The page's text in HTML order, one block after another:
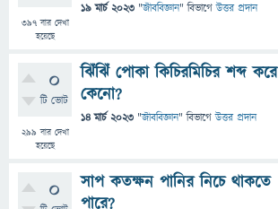
397বার দেখা
হয়েছে
19 মার্চ 2023 "জীববিজ্ঞান" বিভাগে উত্তর প্রদান
0
টি ভোট
299 বার দেখা
হয়েছে
ঝিঁঝিঁ পোকা কিচিরমিচির শব্দ করে
কেনো?
14 মার্চ 2023 "জীববিজ্ঞান" বিভাগে উত্তর প্রদান
0
সাপ কতক্ষন পানির নিচে থাকতে
পারে?